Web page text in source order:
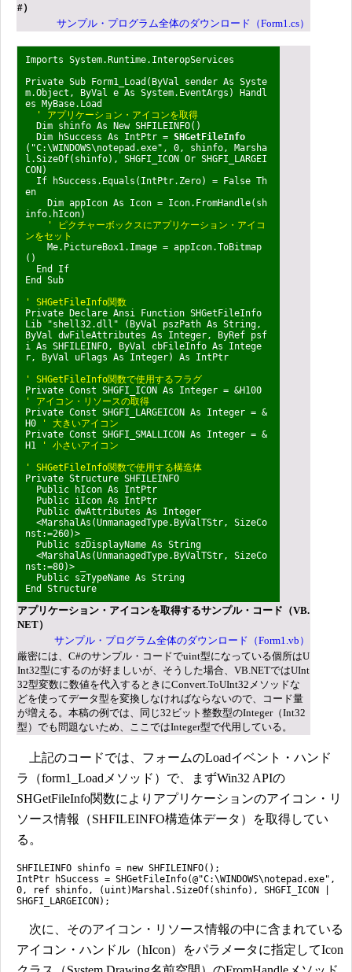
#）
サンプル・プログラム全体のダウンロード（Form1.cs）
Imports System.Runtime.InteropServices
Private Sub Form1_Load(ByVal sender As Syste
m.Object, ByVal e As System.EventArgs) Handl
es MyBase.Load
' アプリケーション・アイコンを取得
Dim shinfo As New SHFILEINFO()
Dim hSuccess As IntPtr = SHGetFileInfo
("C:\WINDOWS\notepad.exe", 0, shinfo, Marsha
l.SizeOf(shinfo), SHGFI_ICON Or SHGFI_LARGEI
CON)
If hSuccess.Equals(IntPtr.Zero) = False Th
en
Dim appIcon As Icon = Icon.FromHandle(sh
info.hIcon)
' ピクチャーボックスにアプリケーション・アイコ
ンをセット
Me.PictureBox1.Image = appIcon.ToBitmap
()
End If
End Sub
' SHGetFileInfo関数
Private Declare Ansi Function SHGetFileInfo
Lib "shell32.dll" (ByVal pszPath As String,
ByVal dwFileAttributes As Integer, ByRef psf
i As SHFILEINFO, ByVal cbFileInfo As Intege
r, ByVal uFlags As Integer) As IntPtr
' SHGetFileInfo関数で使用するフラグ
Private Const SHGFI_ICON As Integer = &H100
' アイコン・リソースの取得
Private Const SHGFI_LARGEICON As Integer = &
H0
' 大きいアイコン
Private Const SHGFI_SMALLICON As Integer = &
H1
' 小さいアイコン
' SHGetFileInfo関数で使用する構造体
Private Structure SHFILEINFO
Public hIcon As IntPtr
Public iIcon As IntPtr
Public dwAttributes As Integer
<MarshalAs(UnmanagedType.ByValTStr, SizeCo
nst:=260)> _
Public szDisplayName As String
<MarshalAs(UnmanagedType.ByValTStr, SizeCo
nst:=80)> _
Public szTypeName As String
End Structure
アプリケーション・アイコンを取得するサンプル・コード（VB.
NET）
サンプル・プログラム全体のダウンロード（Form1.vb）
厳密には、C#のサンプル・コードでuint型になっている個所はU
Int32型にするのが好ましいが、そうした場合、VB.NETではUInt
32型変数に数値を代入するときにConvert.ToUInt32メソッドな
どを使ってデータ型を変換しなければならないので、コード量
が増える。本稿の例では、同じ32ビット整数型のInteger（Int32
型）でも問題ないため、ここではInteger型で代用している。
上記のコードでは、フォームのLoadイベント・ハンド
ラ（form1_Loadメソッド）で、まずWin32 APIの
SHGetFileInfo関数によりアプリケーションのアイコン・リ
ソース情報（SHFILEINFO構造体データ）を取得してい
る。
SHFILEINFO shinfo = new SHFILEINFO();
IntPtr hSuccess = SHGetFileInfo(@"C:\WINDOWS\notepad.exe",
0, ref shinfo, (uint)Marshal.SizeOf(shinfo), SHGFI_ICON |
SHGFI_LARGEICON);
次に、そのアイコン・リソース情報の中に含まれている
アイコン・ハンドル（hIcon）をパラメータに指定してIcon